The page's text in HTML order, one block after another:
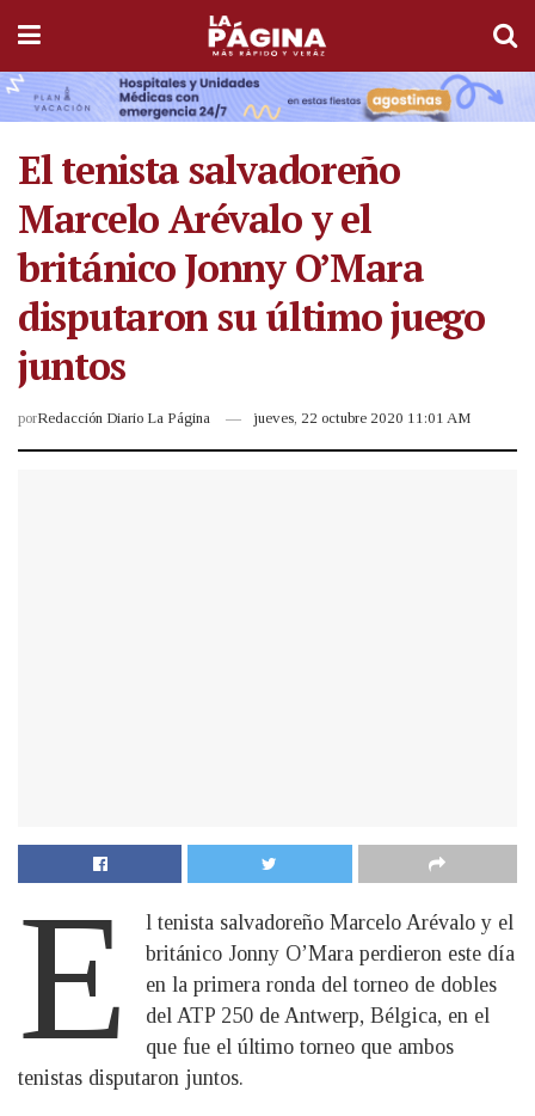
El tenista salvadoreño
Marcelo Arévalo y el
británico Jonny O’Mara
disputaron su último juego
juntos
porRedacción Diario La Página jueves, 22 octubre 2020 11:01 AM
E
l tenista salvadoreño Marcelo Arévalo y el
británico Jonny O’Mara perdieron este día
en la primera ronda del torneo de dobles
del ATP 250 de Antwerp, Bélgica, en el
que fue el último torneo que ambos
tenistas disputaron juntos.